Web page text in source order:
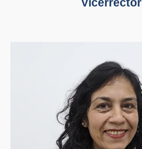
Vicerrector